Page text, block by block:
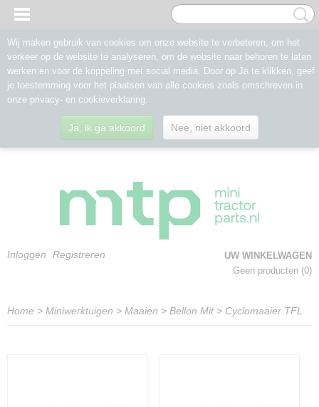
Inloggen Registreren
UW WINKELWAGEN
Geen producten (0)
Home > Miniwerktuigen > Maaien > Bellon Mit > Cyclomaaier TFL
Wij maken gebruik van cookies om onze website te verbeteren, om het
verkeer op de website te analyseren, om de website naar behoren te laten
werken en voor de koppeling met social media. Door op Ja te klikken, geef
je toestemming voor het plaatsen van alle cookies zoals omschreven in
onze privacy- en cookieverklaring.
Ja, ik ga akkoord Nee, niet akkoord